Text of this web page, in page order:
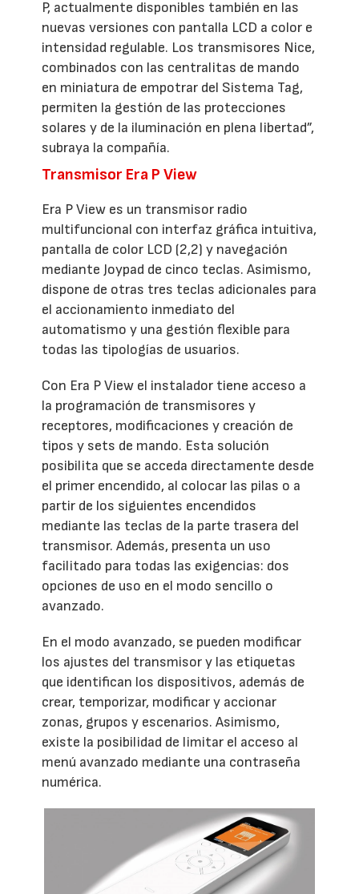
P, actualmente disponibles también en las
nuevas versiones con pantalla LCD a color e
intensidad regulable. Los transmisores Nice,
combinados con las centralitas de mando
en miniatura de empotrar del Sistema Tag,
permiten la gestión de las protecciones
solares y de la iluminación en plena libertad”,
subraya la compañía.
Transmisor Era P View
Era P View es un transmisor radio
multifuncional con interfaz gráfica intuitiva,
pantalla de color LCD (2,2) y navegación
mediante Joypad de cinco teclas. Asimismo,
dispone de otras tres teclas adicionales para
el accionamiento inmediato del
automatismo y una gestión flexible para
todas las tipologías de usuarios.
Con Era P View el instalador tiene acceso a
la programación de transmisores y
receptores, modificaciones y creación de
tipos y sets de mando. Esta solución
posibilita que se acceda directamente desde
el primer encendido, al colocar las pilas o a
partir de los siguientes encendidos
mediante las teclas de la parte trasera del
transmisor. Además, presenta un uso
facilitado para todas las exigencias: dos
opciones de uso en el modo sencillo o
avanzado.
En el modo avanzado, se pueden modificar
los ajustes del transmisor y las etiquetas
que identifican los dispositivos, además de
crear, temporizar, modificar y accionar
zonas, grupos y escenarios. Asimismo,
existe la posibilidad de limitar el acceso al
menú avanzado mediante una contraseña
numérica.